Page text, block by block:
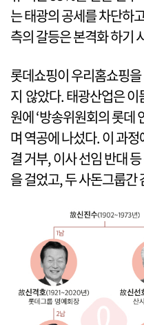
는 태광의 공세를 차단하
측의 갈등은 본격화 하기
롯데쇼핑이 우리홈쇼핑
지 않았다. 태광산업은
원에 ‘방송위원회의 롯데
며 역공에 나섰다. 이 과
결 거부, 이사 선임 반대
을 걸었고, 두 사돈그룹간